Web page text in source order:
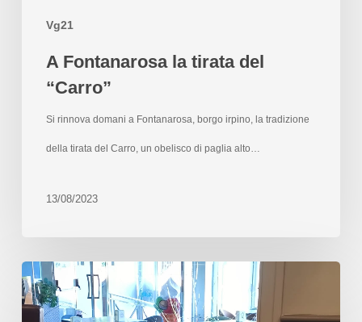
Vg21
A Fontanarosa la tirata del
“Carro”
Si rinnova domani a Fontanarosa, borgo irpino, la tradizione
della tirata del Carro, un obelisco di paglia alto…
13/08/2023